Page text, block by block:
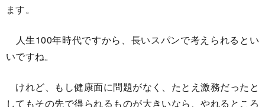
ます。
人生100年時代ですから、長いスパンで考えられるとい
いですね。
けれど、もし健康面に問題がなく、たとえ激務だったと
してもその先で得られるものが大きいなら、やれるところ